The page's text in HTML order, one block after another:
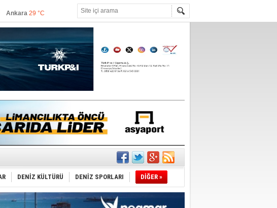
Ankara 29 °C
Antalya33 °C
Muğla 31 °C
Çanakkale 30 °C
canlıyı öldürmüş
yapacak
var
hazırlanıyor
DENİZ KÜLTÜRÜ DENİZ SPORLARI DİĞER »